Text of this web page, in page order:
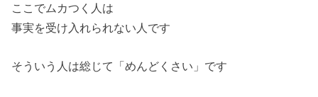
ここでムカつく人は
事実を受け入れられない人です
そういう人は総じて「めんどくさい」です